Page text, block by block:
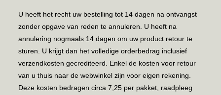
U heeft het recht uw bestelling tot 14 dagen na ontvangst
zonder opgave van reden te annuleren. U heeft na
annulering nogmaals 14 dagen om uw product retour te
sturen. U krijgt dan het volledige orderbedrag inclusief
verzendkosten gecrediteerd. Enkel de kosten voor retour
van u thuis naar de webwinkel zijn voor eigen rekening.
Deze kosten bedragen circa 7,25 per pakket, raadpleeg